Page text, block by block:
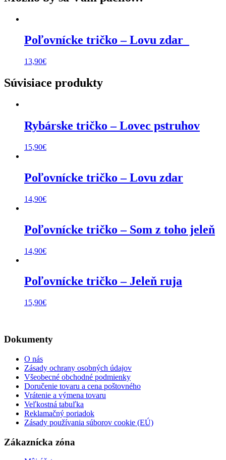
Poľovnícke tričko – Lovu zdar_
13,90€
Súvisiace produkty
Rybárske tričko – Lovec pstruhov
15,90€
Poľovnícke tričko – Lovu zdar
14,90€
Poľovnícke tričko – Som z toho jeleň
14,90€
Poľovnícke tričko – Jeleň ruja
15,90€
Dokumenty
O nás
Zásady ochrany osobných údajov
Všeobecné obchodné podmienky
Doručenie tovaru a cena poštovného
Vrátenie a výmena tovaru
Veľkostná tabuľka
Reklamačný poriadok
Zásady používania súborov cookie (EÚ)
Zákaznícka zóna